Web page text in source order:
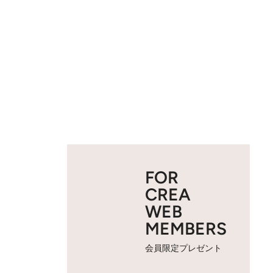
FOR
CREA
WEB
MEMBERS
会員限定プレゼント